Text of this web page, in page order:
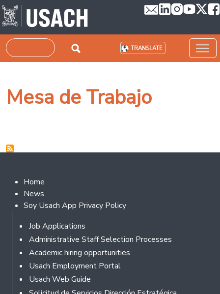
Skip to main content
Search TRANSLATE
Mesa de Trabajo
Footer 2
Home
News
Soy Usach App Privacy Policy
Footer
Job Applications
Administrative Staff Selection Processes
Academic hiring opportunities
Usach Employment Portal
Usach Web Guide